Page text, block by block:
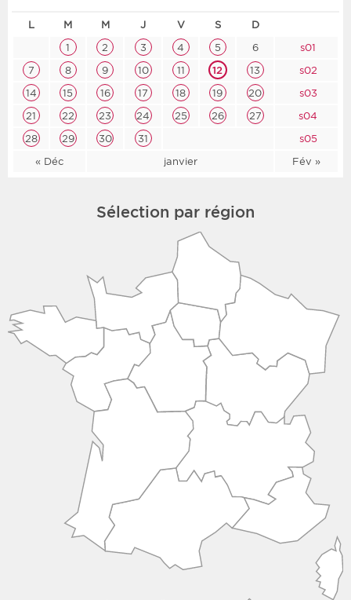
L M M J V S D
« Déc janvier Fév »
1 2 3 4 5 6
s01
7
8 9 10 11 12 13
s02
14
15 16 17 18 19 20
s03
21
22 23 24 25 26 27
s04
28
29 30 31 s05
Sélection par région